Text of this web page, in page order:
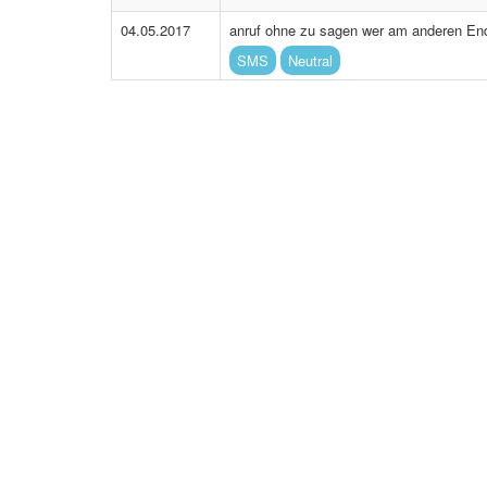
04.05.2017
anruf ohne zu sagen wer am anderen
SMS
Neutral